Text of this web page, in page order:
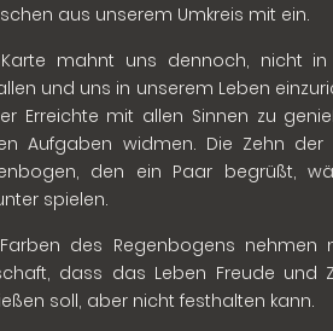
aus unserem Umkreis mit ein.
mahnt uns dennoch, nicht in
und uns in unserem Leben
Erreichte mit allen Sinnen zu
Aufgaben widmen. Die Zehn der
den ein Paar begrüßt,
spielen.
des Regenbogens
dass das Leben Freude und
soll, aber nicht festhalten kann.